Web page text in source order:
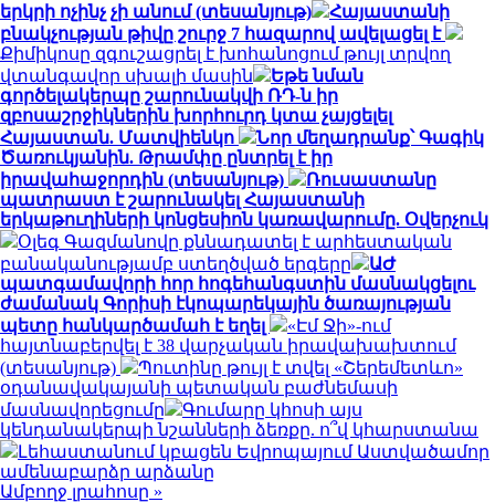
երկրի ոչինչ չի անում (տեսանյութ)
Հայաստանի
բնակչության թիվը շուրջ 7 հազարով ավելացել է
Քիմիկոսը զգուշացրել է խոհանոցում թույլ տրվող
վտանգավոր սխալի մասին
Եթե նման
գործելակերպը շարունակվի ՌԴ-ն իր
զբոսաշրջիկներին խորհուրդ կտա չայցելել
Հայաստան. Մատվիենկո
Նոր մեղադրանք՝ Գագիկ
Ծառուկյանին. Թրամփը ընտրել է իր
իրավահաջորդին (տեսանյութ)
Ռուսաստանը
պատրաստ է շարունակել Հայաստանի
երկաթուղիների կոնցեսիոն կառավարումը. Օվերչուկ
Օլեգ Գազմանովը քննադատել է արհեստական
բանականությամբ ստեղծված երգերը
ԱԺ
պատգամավորի հոր հոգեհանգստին մասնակցելու
ժամանակ Գորիսի էկոպարեկային ծառայության
պետը հանկարծամահ է եղել
«Էմ Ջի»-ում
հայտնաբերվել է 38 վարչական իրավախախտում
(տեսանյութ)
Պուտինը թույլ է տվել «Շերեմետևո»
օդանավակայանի պետական բաժնեմասի
մասնավորեցումը
Գումարը կհոսի այս
կենդանակերպի նշանների ձեռքը. ո՞վ կհարստանա
Լեհաստանում կբացեն Եվրոպայում Աստվածամոր
ամենաբարձր արձանը
Ամբողջ լրահոսը »